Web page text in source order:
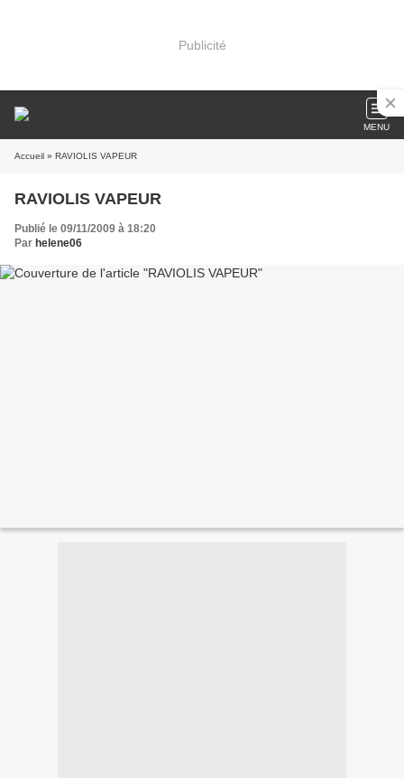
Publicité
MENU
Accueil » RAVIOLIS VAPEUR
RAVIOLIS VAPEUR
Publié le 09/11/2009 à 18:20
Par helene06